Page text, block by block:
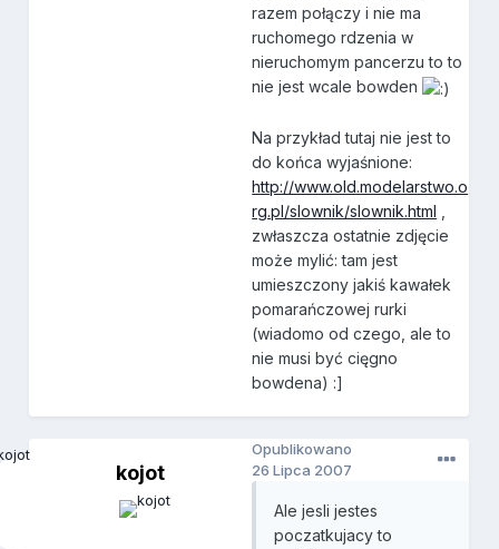
razem połączy i nie ma
ruchomego rdzenia w
nieruchomym pancerzu to to
nie jest wcale bowden
Na przykład tutaj nie jest to
do końca wyjaśnione:
http://www.old.modelarstwo.o
rg.pl/slownik/slownik.html
zwłaszcza ostatnie zdjęcie
może mylić: tam jest
umieszczony jakiś kawałek
pomarańczowej rurki
(wiadomo od czego, ale to
nie musi być cięgno
bowdena) :]
kojot
Opublikowano
26 Lipca 2007
Ale jesli jestes
poczatkujacy to